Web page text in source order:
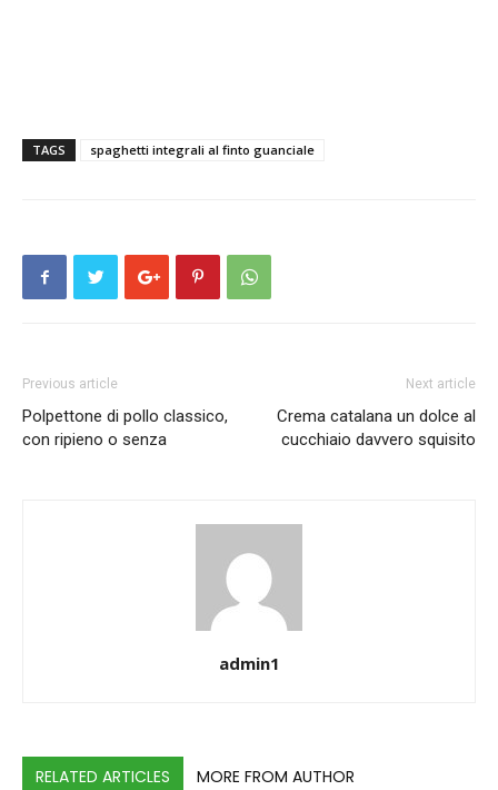
TAGS spaghetti integrali al finto guanciale
Previous article
Polpettone di pollo classico,
con ripieno o senza
Next article
Crema catalana un dolce al
cucchiaio davvero squisito
admin1
RELATED ARTICLES MORE FROM AUTHOR